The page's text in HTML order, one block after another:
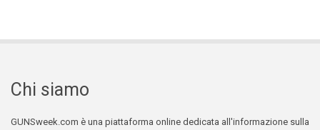
Chi siamo
GUNSweek.com è una piattaforma online dedicata all'informazione sulla